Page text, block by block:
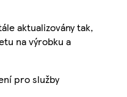
aktualizovány tak,
na výrobku a
pro služby